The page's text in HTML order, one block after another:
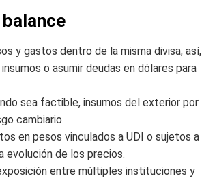
y gastos dentro de la misma divisa; así,
o asumir deudas en dólares para
sea factible, insumos del exterior por
cambiario.
en pesos vinculados a UDI o sujetos a
evolución de los precios.
entre múltiples instituciones y